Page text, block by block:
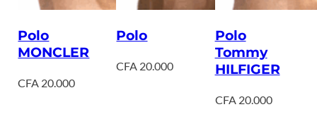
Polo
MONCLER
CFA 20.000
Polo
CFA 20.000
Polo
Tommy
HILFIGER
CFA20.000